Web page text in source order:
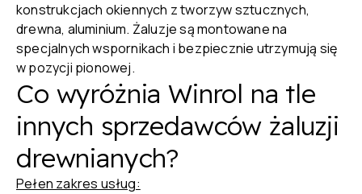
konstrukcjach okiennych z tworzyw sztucznych,
drewna, aluminium. Żaluzje są montowane na
specjalnych wspornikach i bezpiecznie utrzymują się
w pozycji pionowej.
Co wyróżnia Winrol na tle
innych sprzedawców żaluzji
drewnianych?
Pełen zakres usług: